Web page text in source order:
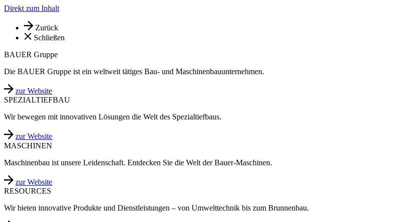
Direkt zum Inhalt
Zurück
Schließen
BAUER Gruppe
Die BAUER Gruppe ist ein weltweit tätiges Bau- und Maschinenbauunternehmen.
zur Website
SPEZIALTIEFBAU
Wir bewegen mit innovativen Lösungen die Welt des Spezialtiefbaus.
zur Website
MASCHINEN
Maschinenbau ist unsere Leidenschaft. Entdecken Sie die Welt der Bauer-Maschinen.
zur Website
RESOURCES
Wir bieten innovative Produkte und Dienstleistungen – von Umwelttechnik bis zum Brunnenbau.